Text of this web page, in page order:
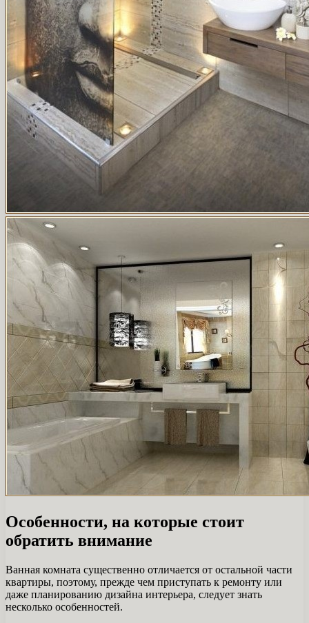
Особенности, на которые стоит
обратить внимание
Ванная комната существенно отличается от остальной части
квартиры, поэтому, прежде чем приступать к ремонту или
даже планированию дизайна интерьера, следует знать
несколько особенностей.